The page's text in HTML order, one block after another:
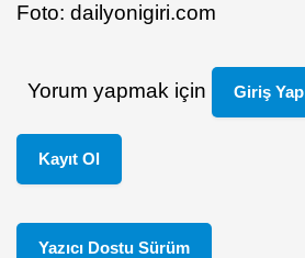
Foto: dailyonigiri.com
Yorum yapmak için Giriş Yap
Kayıt Ol
Yazıcı Dostu Sürüm